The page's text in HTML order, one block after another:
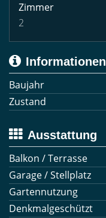
Zimmer
2
Informationen
Baujahr
Zustand
Ausstattung
Balkon / Terrasse
Garage / Stellplatz
Gartennutzung
Denkmalgeschützt